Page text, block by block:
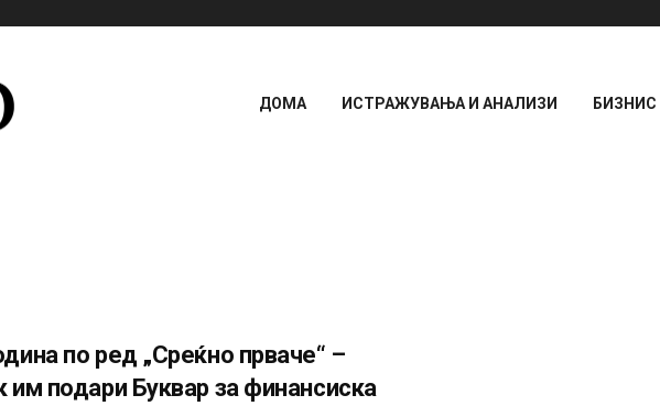
ДОМА ИСТРАЖУВАЊА И АНАЛИЗИ БИЗНИС
по ред „Среќно прваче“ –
им подари Буквар за финансиска